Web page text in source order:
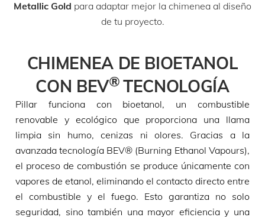
Metallic Gold para adaptar mejor la chimenea al diseño
de tu proyecto.
CHIMENEA DE BIOETANOL
CON BEV®TECNOLOGÍA
Pillar funciona con bioetanol, un combustible
renovable y ecológico que proporciona una llama
limpia sin humo, cenizas ni olores. Gracias a la
avanzada tecnología BEV® (Burning Ethanol Vapours),
el proceso de combustión se produce únicamente con
vapores de etanol, eliminando el contacto directo entre
el combustible y el fuego. Esto garantiza no solo
seguridad, sino también una mayor eficiencia y una